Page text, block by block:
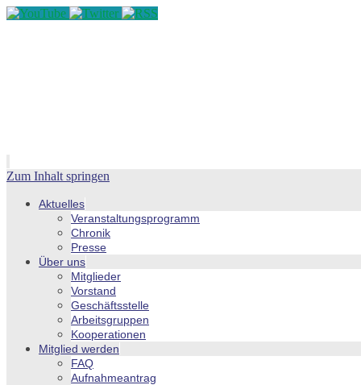
Zum Inhalt springen
Aktuelles
Veranstaltungsprogramm
Chronik
Presse
Über uns
Mitglieder
Vorstand
Geschäftsstelle
Arbeitsgruppen
Kooperationen
Mitglied werden
FAQ
Aufnahmeantrag